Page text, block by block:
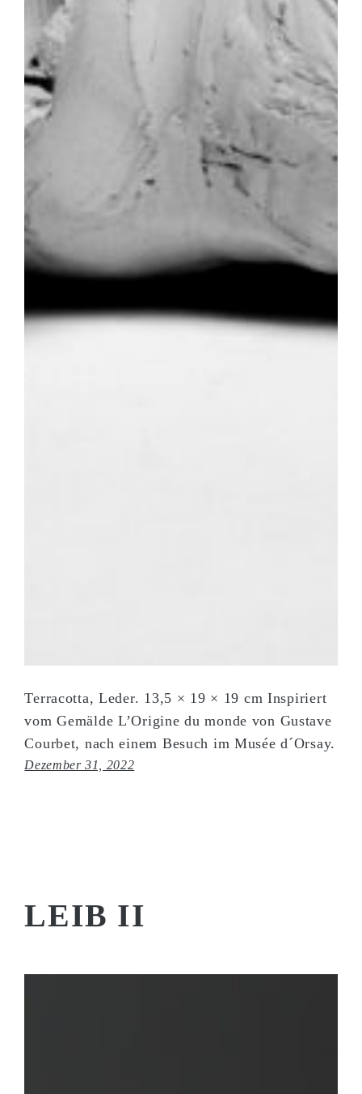
Terracotta, Leder. 13,5 × 19 × 19 cm Inspiriert
vom Gemälde L’Origine du monde von Gustave
Courbet, nach einem Besuch im Musée d´Orsay.
Dezember 31, 2022
LEIB II